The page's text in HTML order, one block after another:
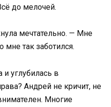
до мелочей.
мечтательно. — Мне
так заботился.
и углубилась в
Андрей не кричит, не
Многие